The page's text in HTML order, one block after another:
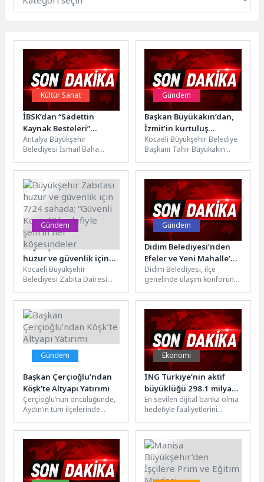
Kültür Sanat
İBSK’dan “Sadettin
Kaynak Besteleri”
konseri
Antalya Büyükşehir
Belediyesi İsmail Baha
Türk Sanat Müziği İcra
Heyeti, “Sadettin Kaynak
Besteleri”...
Gündem
Başkan Büyükakın’dan,
İzmit’in kurtuluş
yıldönümü mesajı
Kocaeli Büyükşehir Belediye
Başkanı Tahir Büyükakın
İzmit’in düşman işgalinden
kurtuluşunun 105’inci yılını...
Gündem
Büyükşehir Zabıtası
huzur ve güvenlik için
7/24 sahada; “Güvenli
Kocaeli” hedefiyle şehrin
her köşesindeler
Kocaeli Büyükşehir
Belediyesi Zabıta Dairesi
Şube Müdürlüğü ekipleri,
kent genelinde güvenlik ve...
Gündem
Didim Belediyesi’nden
Efeler ve Yeni Mahalle’de
Yol Bakım ve Onarım
Çalışması
Didim Belediyesi, ilçe
genelinde ulaşım konforunu
güvenli hale getirmek
amacıyla yol...
Gündem
Başkan Çerçioğlu’ndan
Köşk’te Altyapı Yatırımı
Çerçioğlu’nun öncülüğünde,
Aydın’ın tüm ilçelerinde
hız kesmeden devam ediyor.
Aydın Büyükşehir
Belediyesi...
Ekonomi
ING Türkiye’nin aktif
büyüklüğü 298.1 milyar
TL’ye ulaştı
En sevilen dijital banka olma
hedefiyle faaliyetlerini
yılının ilk yarısına ilişkin...